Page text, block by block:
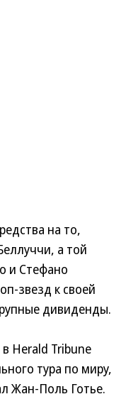
на то,
а той
и Стефано
звезд к своей
дивиденды.
Herald Tribune
тура по миру,
Жан-Поль Готье.